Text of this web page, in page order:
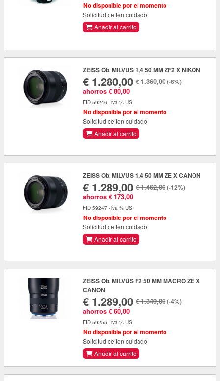
No disponible por el momento
Solicitud de ten cuidado
Anadir al carrito
ZEISS Ob. MILVUS 1,4 50 MM ZF2 X NIKON
€ 1.280,00
ahorros € 80,00
€ 1.360,00(-6%)
FID 59246 - iva % US
No disponible por el momento
Solicitud de ten cuidado
Anadir al carrito
ZEISS Ob. MILVUS 1,4 50 MM ZE X CANON
€ 1.289,00
ahorros € 173,00
€ 1.462,00(-12%)
FID 59247 - iva % US
No disponible por el momento
Solicitud de ten cuidado
Anadir al carrito
ZEISS Ob. MILVUS F2 50 MM MACRO ZE X
CANON
€ 1.289,00
ahorros € 60,00
€ 1.349,00(-4%)
FID 59255 - iva % US
No disponible por el momento
Solicitud de ten cuidado
Anadir al carrito